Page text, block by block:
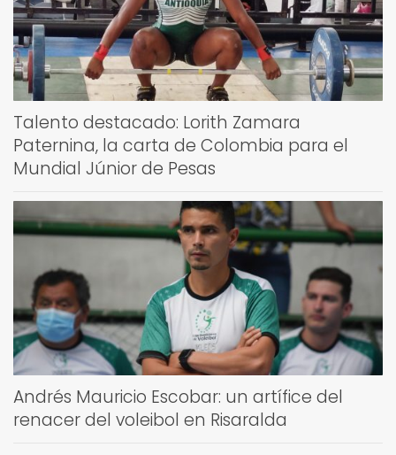
Talento destacado: Lorith Zamara
Paternina, la carta de Colombia para el
Mundial Júnior de Pesas
Andrés Mauricio Escobar: un artífice del
renacer del voleibol en Risaralda